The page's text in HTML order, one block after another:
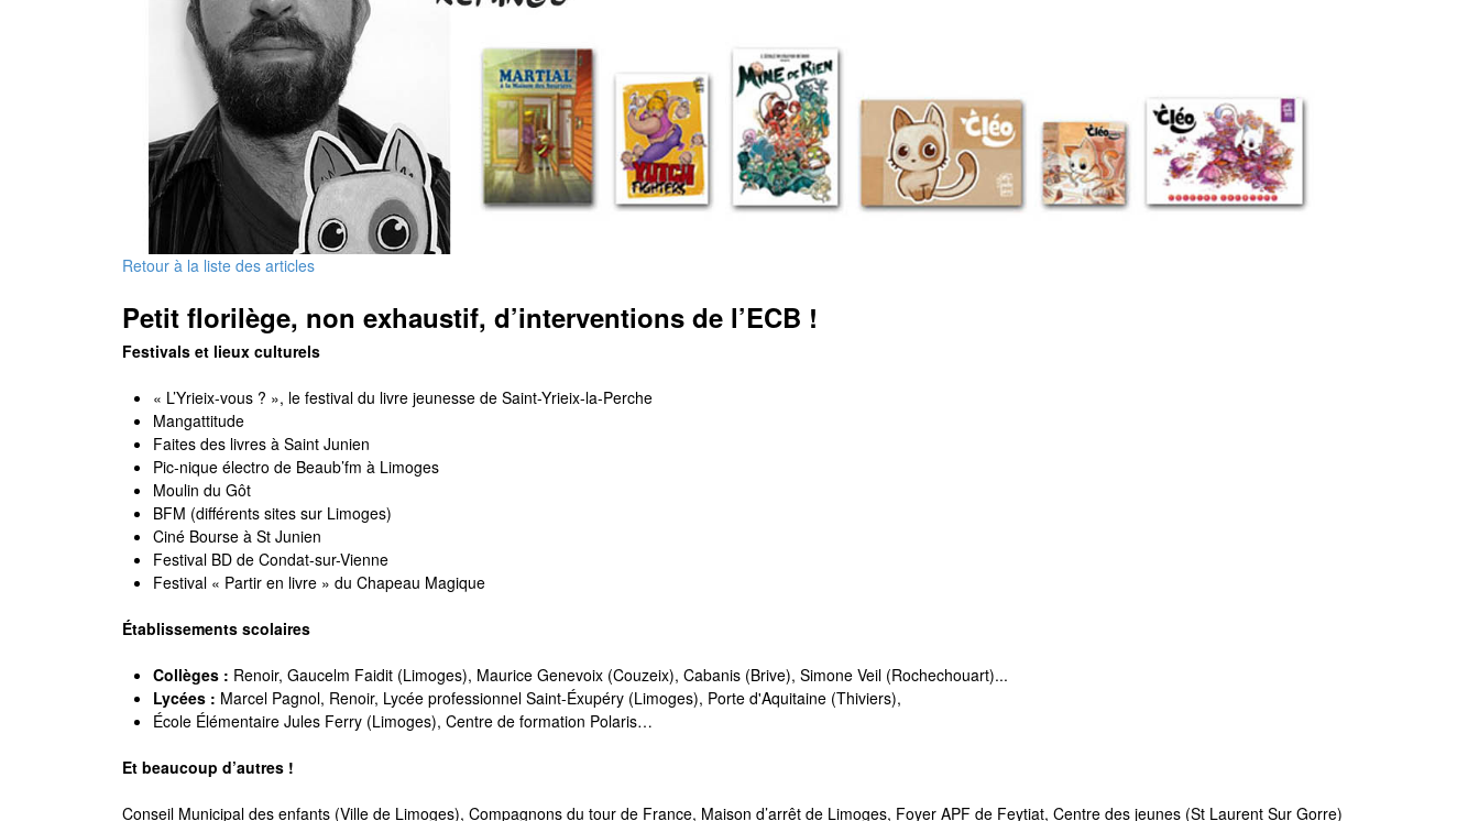
Retour à la liste des articles
Petit florilège, non exhaustif, d’interventions de l’ECB !
Festivals et lieux culturels
« L’Yrieix-vous ? », le festival du livre jeunesse de Saint-Yrieix-la-Perche
Mangattitude
Faites des livres à Saint Junien
Pic-nique électro de Beaub’fm à Limoges
Moulin du Gôt
BFM (différents sites sur Limoges)
Ciné Bourse à St Junien
Festival BD de Condat-sur-Vienne
Festival « Partir en livre » du Chapeau Magique
Établissements scolaires
Collèges : Renoir, Gaucelm Faidit (Limoges), Maurice Genevoix (Couzeix), Cabanis (Brive), Simone Veil (Rochechouart)...
Lycées : Marcel Pagnol, Renoir, Lycée professionnel Saint-Éxupéry (Limoges), Porte d'Aquitaine (Thiviers),
École Élémentaire Jules Ferry (Limoges), Centre de formation Polaris…
Et beaucoup d’autres !
Conseil Municipal des enfants (Ville de Limoges), Compagnons du tour de France, Maison d’arrêt de Limoges, Foyer APF de Feytiat, Centre des jeunes (St Laurent Sur Gorre)